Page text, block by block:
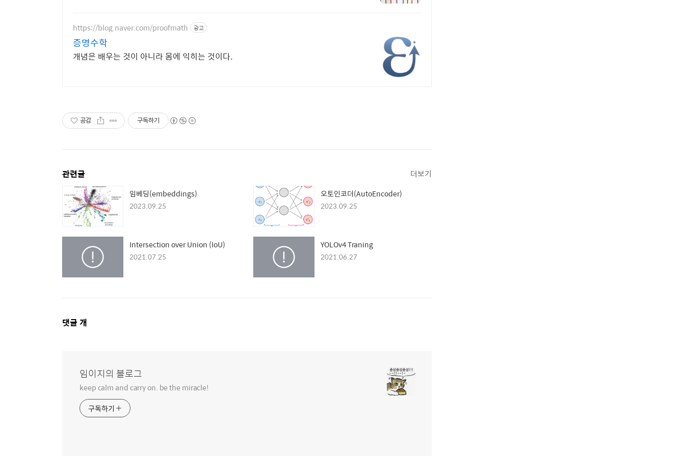
https://blog.naver.com/proofmath 광고
증명수학
개념은 배우는 것이 아니라 몸에 익히는 것이다.
공감 구독하기
관련글 더보기
임베딩(embeddings)
2023.09.25
오토인코더(AutoEncoder)
2023.09.25
Intersection over Union (IoU)
2021.07.25
YOLOv4 Traning
2021.06.27
댓
댓글 개
임이지의 블로그
keep calm and carry on. be the miracle!
구독하기